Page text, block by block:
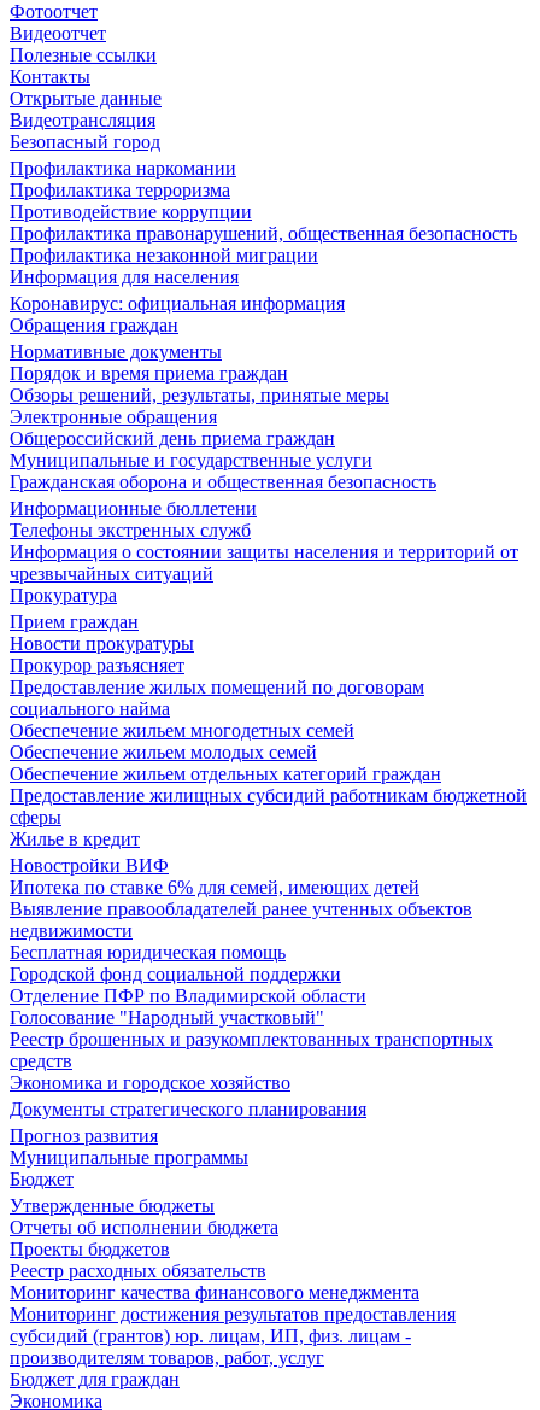
Фотоотчет
Видеоотчет
Полезные ссылки
Контакты
Открытые данные
Видеотрансляция
Безопасный город
Профилактика наркомании
Профилактика терроризма
Противодействие коррупции
Профилактика правонарушений, общественная безопасность
Профилактика незаконной миграции
Информация для населения
Коронавирус: официальная информация
Обращения граждан
Нормативные документы
Порядок и время приема граждан
Обзоры решений, результаты, принятые меры
Электронные обращения
Общероссийский день приема граждан
Муниципальные и государственные услуги
Гражданская оборона и общественная безопасность
Информационные бюллетени
Телефоны экстренных служб
Информация о состоянии защиты населения и территорий от
чрезвычайных ситуаций
Прокуратура
Прием граждан
Новости прокуратуры
Прокурор разъясняет
Предоставление жилых помещений по договорам
социального найма
Обеспечение жильем многодетных семей
Обеспечение жильем молодых семей
Обеспечение жильем отдельных категорий граждан
Предоставление жилищных субсидий работникам бюджетной
сферы
Жилье в кредит
Новостройки ВИФ
Ипотека по ставке 6% для семей, имеющих детей
Выявление правообладателей ранее учтенных объектов
недвижимости
Бесплатная юридическая помощь
Городской фонд социальной поддержки
Отделение ПФР по Владимирской области
Голосование "Народный участковый"
Реестр брошенных и разукомплектованных транспортных
средств
Экономика и городское хозяйство
Документы стратегического планирования
Прогноз развития
Муниципальные программы
Бюджет
Утвержденные бюджеты
Отчеты об исполнении бюджета
Проекты бюджетов
Реестр расходных обязательств
Мониторинг качества финансового менеджмента
Мониторинг достижения результатов предоставления
субсидий (грантов) юр. лицам, ИП, физ. лицам -
производителям товаров, работ, услуг
Бюджет для граждан
Экономика